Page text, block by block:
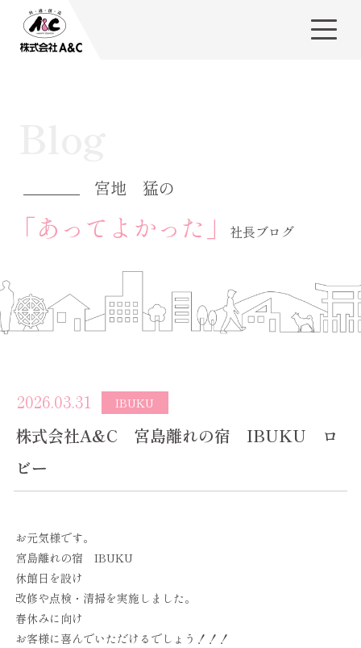
宮地 猛の
「あってよかった」 社長ブログ
2026.03.31 IBUKU
株式会社A&C 宮島離れの宿 IBUKU ロ
ビー
お元気様です。
宮島離れの宿 IBUKU
休館日を設け
改修や点検・清掃を実施しました。
春休みに向け
お客様に喜んでいただけるでしょう！！！